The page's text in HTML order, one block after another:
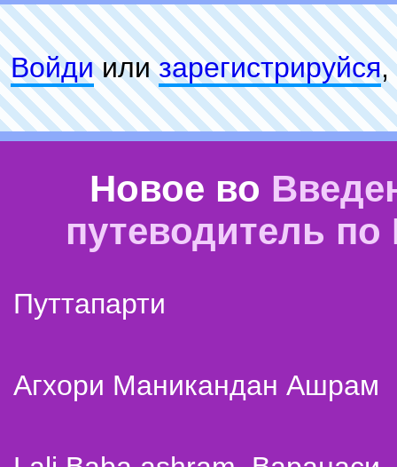
Войдиилизарeгиcтpируйся,
Новое во
путеводитель
Путтапарти
Агхори Маникандан Ашрам